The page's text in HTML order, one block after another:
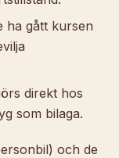
ha gått kursen
direkt hos
som bilaga.
och de